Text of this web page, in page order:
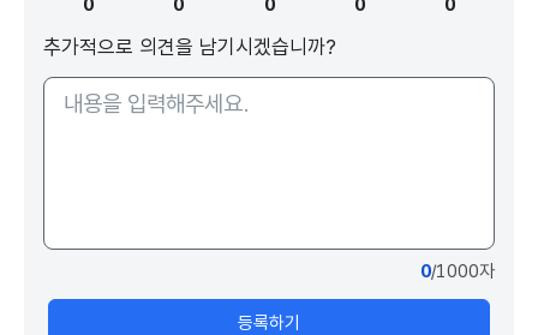
0 0 0 0 0
추가적으로 의견을 남기시겠습니까?
0/1000자
등록하기